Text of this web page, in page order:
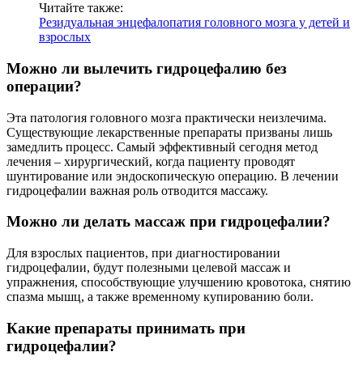
Читайте также:
Резидуальная энцефалопатия головного мозга у детей и
взрослых
Можно ли вылечить гидроцефалию без
операции?
Эта патология головного мозга практически неизлечима.
Существующие лекарственные препараты призваны лишь
замедлить процесс. Самый эффективный сегодня метод
лечения – хирургический, когда пациенту проводят
шунтирование или эндоскопическую операцию. В лечении
гидроцефалии важная роль отводится массажу.
Можно ли делать массаж при гидроцефалии?
Для взрослых пациентов, при диагностировании
гидроцефалии, будут полезными целевой массаж и
упражнения, способствующие улучшению кровотока, снятию
спазма мышц, а также временному купированию боли.
Какие препараты принимать при
гидроцефалии?